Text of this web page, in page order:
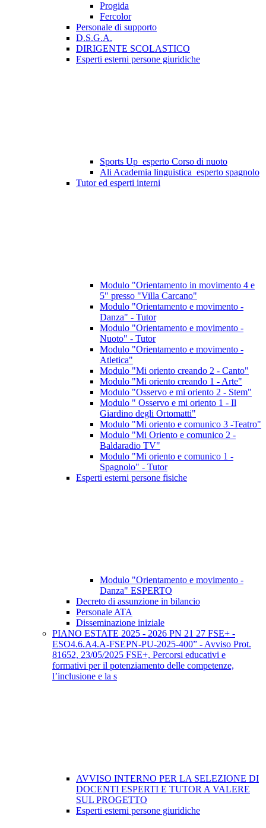
Progida
Fercolor
Personale di supporto
D.S.G.A.
DIRIGENTE SCOLASTICO
Esperti esterni persone giuridiche
Sports Up_esperto Corso di nuoto
Ali Academia linguistica_esperto spagnolo
Tutor ed esperti interni
Modulo "Orientamento in movimento 4 e
5" presso "Villa Carcano"
Modulo "Orientamento e movimento -
Danza" - Tutor
Modulo "Orientamento e movimento -
Nuoto" - Tutor
Modulo "Orientamento e movimento -
Atletica"
Modulo "Mi oriento creando 2 - Canto"
Modulo "Mi oriento creando 1 - Arte"
Modulo "Osservo e mi oriento 2 - Stem"
Modulo " Osservo e mi oriento 1 - Il
Giardino degli Ortomatti"
Modulo "Mi oriento e comunico 3 -Teatro"
Modulo "Mi Oriento e comunico 2 -
Baldaradio TV"
Modulo "Mi oriento e comunico 1 -
Spagnolo" - Tutor
Esperti esterni persone fisiche
Modulo "Orientamento e movimento -
Danza" ESPERTO
Decreto di assunzione in bilancio
Personale ATA
Disseminazione iniziale
PIANO ESTATE 2025 - 2026 PN 21 27 FSE+ -
ESO4.6.A4.A-FSEPN-PU-2025-400” - Avviso Prot.
81652, 23/05/2025 FSE+, Percorsi educativi e
formativi per il potenziamento delle competenze,
l’inclusione e la s
AVVISO INTERNO PER LA SELEZIONE DI
DOCENTI ESPERTI E TUTOR A VALERE
SUL PROGETTO
Esperti esterni persone giuridiche